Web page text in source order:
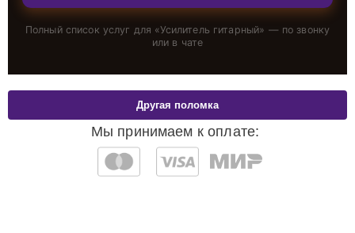
Полный список услуг для «Усилитель гитарный» — по звонку
или в чате
Мы принимаем к оплате:
Другая поломка